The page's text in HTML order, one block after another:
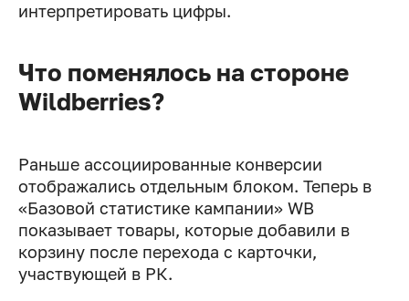
интерпретировать цифры.
Что поменялось на стороне
Wildberries?
Раньше ассоциированные конверсии
отображались отдельным блоком. Теперь в
«Базовой статистике кампании» WB
показывает товары, которые добавили в
корзину после перехода с карточки,
участвующей в РК.